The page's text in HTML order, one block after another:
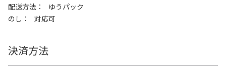
配送方法
ゆうパック
のし
対応可
決済方法